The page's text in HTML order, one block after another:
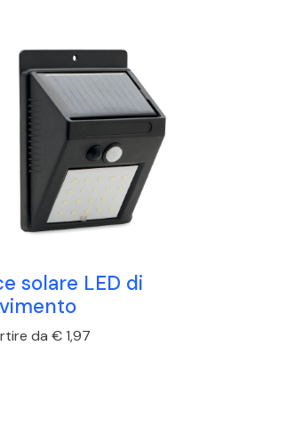
solare LED di
da € 1,97